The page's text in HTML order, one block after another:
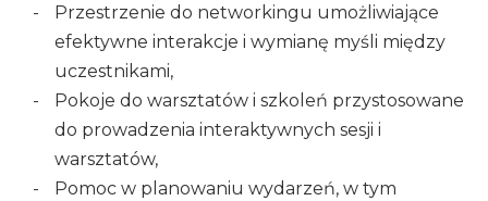
Przestrzenie do networkingu umożliwiające
efektywne interakcje i wymianę myśli między
uczestnikami,
Pokoje do warsztatów i szkoleń przystosowane
do prowadzenia interaktywnych sesji i
warsztatów,
Pomoc w planowaniu wydarzeń, w tym